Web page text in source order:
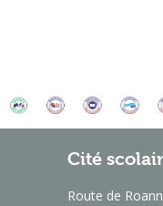
Cité
Route de